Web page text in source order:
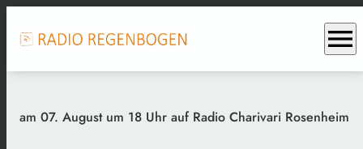
menu
am 07. August um 18 Uhr auf Radio Charivari Rosenheim